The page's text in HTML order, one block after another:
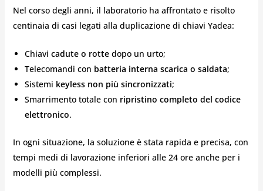
Nel corso degli anni, il laboratorio ha affrontato e risolto
centinaia di casi legati alla duplicazione di chiavi Yadea:
Chiavi cadute o rottedopo un urto;
Telecomandi con batteria interna scarica o saldata;
Sistemi keyless non più sincronizzati;
Smarrimento totale con ripristino completo del codice
elettronico.
In ogni situazione, la soluzione è stata rapida e precisa, con
tempi medi di lavorazione inferiori alle 24 ore anche per i
modelli più complessi.